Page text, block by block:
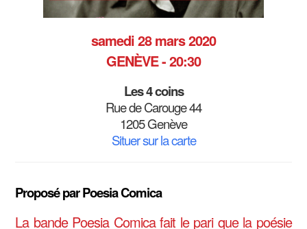
samedi 28 mars 2020
GENÈVE - 20:30
Les 4 coins
Rue de Carouge 44
1205 Genève
Situer sur la carte
Proposé par Poesia Comica
La bande Poesia Comica fait le pari que la poésie